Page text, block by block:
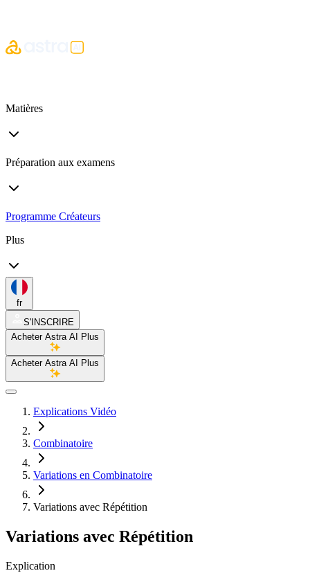
Matières
Préparation aux examens
Programme Créateurs
Plus
fr
S'INSCRIRE
Acheter Astra AI Plus
Acheter Astra AI Plus
Explications Vidéo
Combinatoire
Variations en Combinatoire
Variations avec Répétition
Variations avec Répétition
Explication